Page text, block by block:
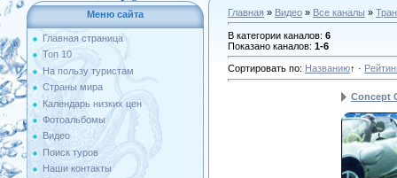
Меню сайта
Главная страница
Топ 10
На пользу туристам
Страны мира
Календарь низких цен
Фотоальбомы
Видео
Поиск туров
Наши контакты
Главная » Видео » Все каналы »
В категории каналов: 6
Показано каналов: 1-6
Сортировать по: Названию↑ ·
Concept